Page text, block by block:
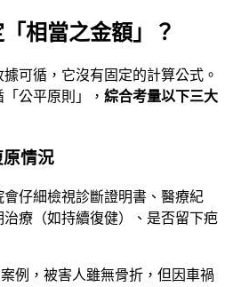
相當之金額」？
可循，它沒有固定的計算公式。
公平原則」， 綜合考量以下三大
情況
仔細檢視診斷證明書、醫療紀
療（如持續復健）、是否留下疤
例，被害人雖無骨折，但因車禍